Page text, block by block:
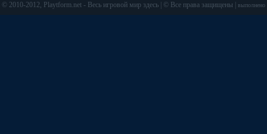
© 2010-2012, Playtform.net - Весь игровой мир здесь | © Все права защищены | выполнено